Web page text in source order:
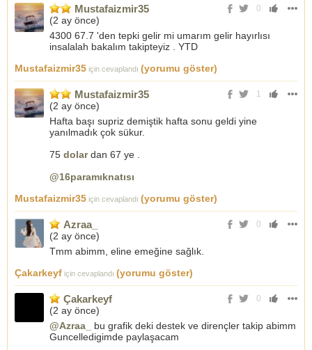
0
Mustafaizmir35
(2 ay önce)
4300 67.7 'den tepki gelir mi umarım gelir hayırlısı
insalalah bakalım takipteyiz . YTD
Mustafaizmir35 için cevaplandı (yorumu göster)
1
Mustafaizmir35
(2 ay önce)
Hafta başı supriz demiştik hafta sonu geldi yine
yanılmadık çok sükur.
75 dolardan 67 ye .
@16paramıknatısı
Mustafaizmir35 için cevaplandı (yorumu göster)
0
Azraa_
(2 ay önce)
Tmm abimm, eline emeğine sağlık.
Çakarkeyf için cevaplandı (yorumu göster)
0
Çakarkeyf
(2 ay önce)
@Azraa_
bu grafik deki destek ve dirençler takip abimm
Guncelledigimde paylaşacam